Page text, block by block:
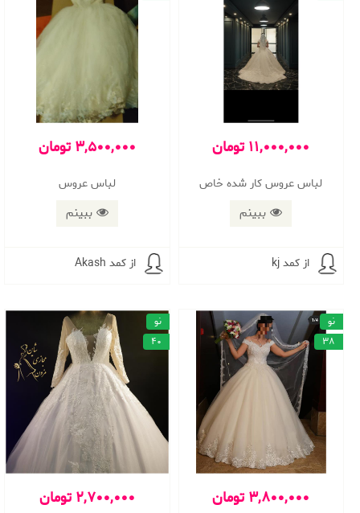
11,000,000 تومان
لباس عروس كار شده خاص
ببینم
از کمد kj
3,500,000 تومان
لباس عروس
ببینم
از کمد Akash
3,800,000 تومان
نو
38
2,700,000 تومان
نو
40